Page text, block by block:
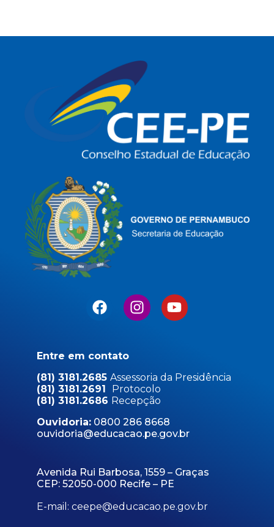
Entre em contato
(81) 3181.2685 Assessoria da Presidência
(81) 3181.2691 Protocolo
(81) 3181.2686 Recepção
Ouvidoria: 0800 286 8668
ouvidoria@educacao.pe.gov.br
Avenida Rui Barbosa, 1559 – Graças
CEP: 52050-000 Recife – PE
E-mail: ceepe@educacao.pe.gov.br